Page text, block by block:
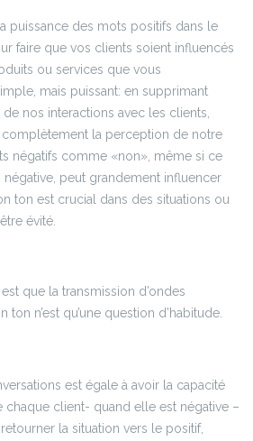
puissance des mots positifs dans le
faire que vos clients soient influencés
ou services que vous
mais puissant: en supprimant
nos interactions avec les clients,
la perception de notre
négatifs comme «non», même si ce
négative, peut grandement influencer
ton est crucial dans des situations ou
évité.
que la transmission d’ondes
ton n’est qu’une question d’habitude.
est égale à avoir la capacité
chaque client- quand elle est négative –
la situation vers le positif,